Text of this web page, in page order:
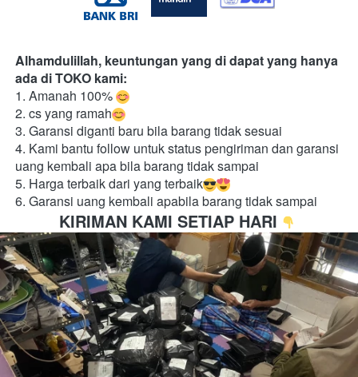
Alhamdulillah, keuntungan yang di dapat yang hanya
ada di TOKO kami:
1. Amanah 100%
2. cs yang ramah
3. Garansi diganti baru bila barang tidak sesuai
4. Kami bantu follow untuk status pengiriman dan garansi
uang kembali apa bila barang tidak sampai
5. Harga terbaik dari yang terbaik
6. Garansi uang kembali apabila barang tidak sampai
KIRIMAN KAMI SETIAP HARI